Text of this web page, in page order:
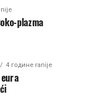
plazma
4 године ranije